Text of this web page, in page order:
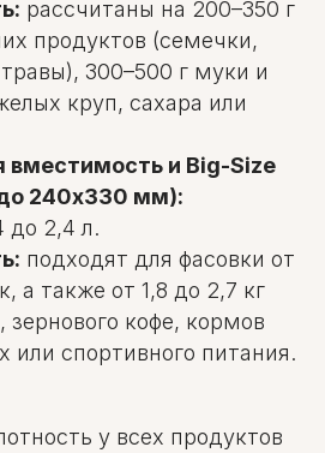
рассчитаны на 200–350 г
продуктов (семечки,
300–500 г муки и
круп, сахара или
вместимость и Big-Size
240х330 мм):
до 2,4 л.
подходят для фасовки от
а также от 1,8 до 2,7 кг
зернового кофе, кормов
или спортивного питания.
у всех продуктов